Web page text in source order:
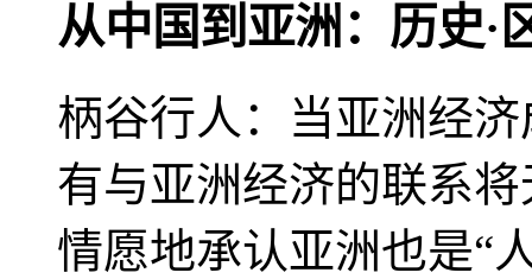
从中国到亚洲：历史·
柄谷行人：当亚洲经
有与亚洲经济的联系
情愿地承认亚洲也是“